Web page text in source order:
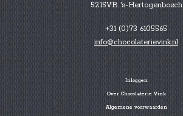
5215VB 's-Hertogenbosch
+31 (0)73 6105565
info@chocolaterievink.nl
Inloggen
Over Chocolaterie Vink
Algemene voorwaarden